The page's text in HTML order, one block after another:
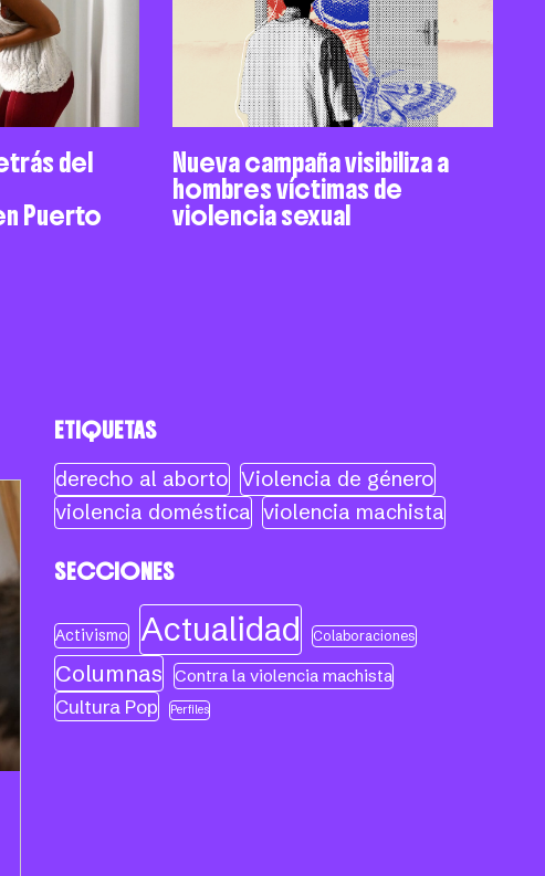
del
Puerto
Nueva campaña visibiliza a
hombres víctimas de
violencia sexual
ETIQUETAS
derecho al aborto Violencia de género
violencia doméstica violencia machista
SECCIONES
Activismo Actualidad Colaboraciones
Columnas Contra la violencia machista
Cultura Pop Perfiles